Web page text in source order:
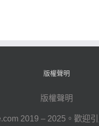
版權聲明
版權聲明
2019 – 2025。歡迎